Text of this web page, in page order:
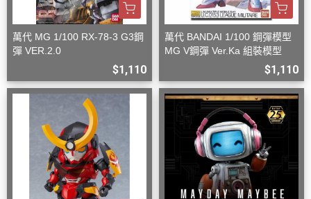
萬代 MG 1/100 RX-78-3 G3鋼
彈 VER.2.0
$1,110
萬代 BANDAI 1/100 鋼彈模型
MG V鋼彈 Ver.Ka 組裝模型
$1,110